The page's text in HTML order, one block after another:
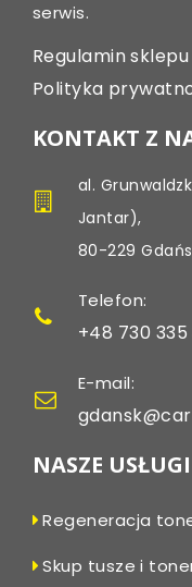
serwis.
Regulamin sklepu
Polityka
KONTAKT Z
al.
Jantar),
80-229
Telefon:
+48 730 335
E-mail:
NASZE USŁUGI
Regeneracja
Skup tusze i